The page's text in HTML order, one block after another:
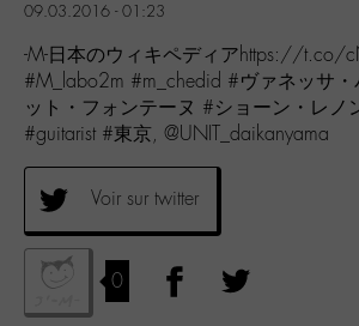
09.03.2016 - 01:23
-M-日本のウィキペディアhttps://t.co/
#M_labo2m #m_chedid #ヴァネッサ
ット・フォンテーヌ #ショーン・レノ
#guitarist #東京, @UNIT_daikanyama
Voir sur twitter
0